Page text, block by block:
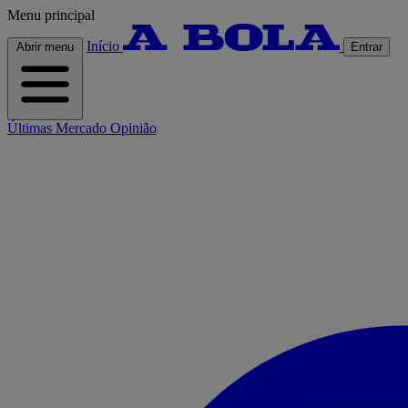
Menu principal
Abrir menu Início Entrar
Últimas Mercado Opinião